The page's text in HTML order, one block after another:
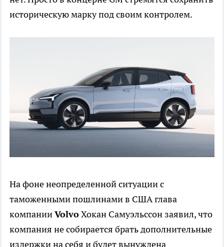
историческую марку под своим контролем.
На фоне неопределенной ситуации с
таможенными пошлинами в США глава
компанииVolvoХокан Самуэльссон заявил, что
компания не собирается брать дополнительные
издержки на себя и будет вынуждена